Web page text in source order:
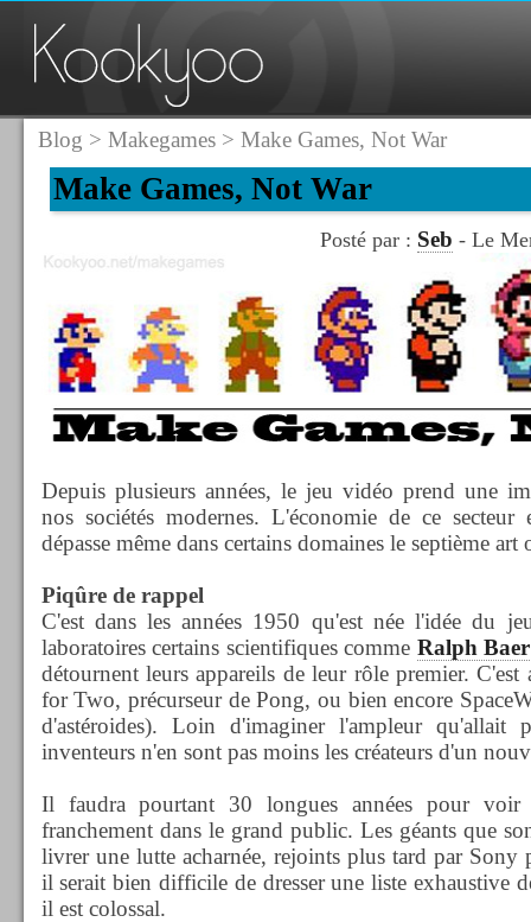
Blog > Makegames> Make Games, Not War
Make Games, Not War
Posté par : Seb - Le
Depuis plusieurs années, le jeu vidéo prend une
nos sociétés modernes. L'économie de ce
dépasse même dans certains domaines le septième
Piqûre de rappel
C'est dans les années 1950 qu'est née l'idée du
laboratoires certains scientifiques comme Ralph Baer
détournent leurs appareils de leur rôle premier. C'est
for Two, précurseur de Pong, ou bien encore
d'astéroides). Loin d'imaginer l'ampleur qu'allait
inventeurs n'en sont pas moins les créateurs d'un
Il faudra pourtant 30 longues années pour voir
franchement dans le grand public. Les géants que
livrer une lutte acharnée, rejoints plus tard par
il serait bien difficile de dresser une liste exhaustive
il est colossal.